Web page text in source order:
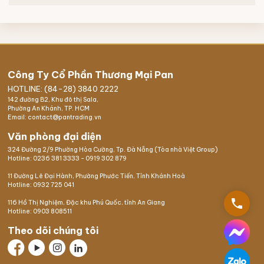
Công Ty Cổ Phần Thương Mại Pan
HOTLINE: (84-28) 3840 2222
142 đường B2, Khu đô thị Sala,
Phường An Khánh, TP. HCM
Email: contact@pantrading.vn
Văn phòng đại diện
324 Đường 2/9 Phường Hòa Cường, Tp. Đà Nẵng (Tòa nhà Việt Group)
Hotline: 0236 381 3333 - 0919 302 879
11 Đường Lê Đại Hành, Phường Phước Tiến, Tỉnh Khánh Hoà
Hotline: 0932 725 041
116 Hồ Thị Nghiệm, Đặc khu Phú Quốc, tỉnh An Giang
Hotline: 0903 808511
Theo dõi chúng tôi
phone